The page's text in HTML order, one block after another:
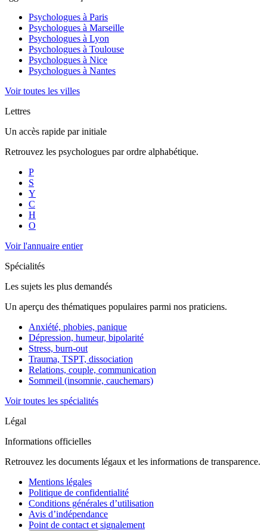
Psychologues à Paris
Psychologues à Marseille
Psychologues à Lyon
Psychologues à Toulouse
Psychologues à Nice
Psychologues à Nantes
Voir toutes les villes
Lettres
Un accès rapide par initiale
Retrouvez les psychologues par ordre alphabétique.
P
S
Y
C
H
O
Voir l'annuaire entier
Spécialités
Les sujets les plus demandés
Un aperçu des thématiques populaires parmi nos praticiens.
Anxiété, phobies, panique
Dépression, humeur, bipolarité
Stress, burn-out
Trauma, TSPT, dissociation
Relations, couple, communication
Sommeil (insomnie, cauchemars)
Voir toutes les spécialités
Légal
Informations officielles
Retrouvez les documents légaux et les informations de transparence.
Mentions légales
Politique de confidentialité
Conditions générales d’utilisation
Avis d’indépendance
Point de contact et signalement